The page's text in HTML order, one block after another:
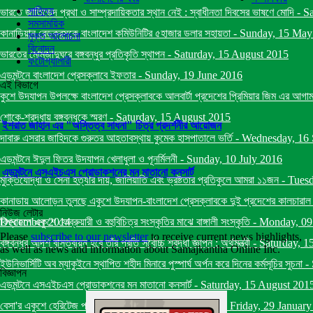
ভারতে জাতিভেদ প্রথা ও সাম্প্রদায়িকতার স্থান নেই : স্বাধীনতা দিবসের ভাষণে মোদি -
কানাডিয়ান রেডক্রসকে বাংলাদেশ কমিউনিটির ৫হাজার ডলার সহায়তা - Sunday, 15
ভারতের মোমজাদুঘরে বঙ্গবন্ধুর প্রতিকৃতি স্থাপন- Saturday, 15 August 2015
এডমন্টনে বাংলাদেশ প্রেসক্লাবে ইফতার- Sunday, 19 June 2016
কুশে উদযাপন উপলক্ষে বাংলাদেশ প্রেসক্লাবকে আলবার্টা প্রদেশের প্রিমিয়ার জিম এর আগাম
শোকে-শ্রদ্ধায় বঙ্গবন্ধুকে স্মরণ- Saturday, 15 August 2015
দাবারু এসরার জাহিদকে গুরুতর আহতাবস্থায় কুমেক হাসপাতালে ভর্তি- Wednesday, 16
এডমন্টনে ঈদুল ফিতর উদযাপন খেলাধুলা ও পূনর্মিলনী - Sunday, 10 July 2016
মুক্তিযোদ্ধা ও সেনা হত্যার দায়, জালিয়াতি এবং ভ্রষ্টতার প্রতিকুলে আমরা ১১জন-
কানাডায় আলোড়ন তুলছে একুশে উদযাপন-বাংলাদেশ প্রেসক্লাবকে দুই প্রদেশের কালচারাল
December 2014
বিশ্বায়নে একুশে ফেব্রুয়ারী ও বহুবিচিত্র সংস্কৃতির মাঝে বাঙ্গালী সংস্কৃতি- Monday,
বঙ্গবন্ধুর আদর্শ বাস্তবায়ন হবে তাঁর প্রতি সর্বোচ্চ শ্রদ্ধা জ্ঞাপন : অর্থমন্ত্রী-Saturday,
ইউনিভার্সিটি অব ম্যাকুইনে স্থাপিত শহীদ মিনারে পুস্পার্ঘ অর্পন করে দিনের কর্মসূচির সুচনা -
এডমন্টনে এসএইচএস প্রোডাকশনের মন মাতানো কনসার্ট- Saturday, 15 August
বেসা'র একুশে হেরিটেজ পদক ২০১৬ এর জন্য তিনজনের নামকরণ
Friday, 29
সাহিত্য
সমসাময়িক
মুক্ত আলোচনা
বিনোদন
ফটোগ্যালারী
এই বিভাগে
ইশরাত জাহান এর "অস্তিত্ব সাধনা" চিত্র প্রদর্শনীর আয়োজন
এডমন্টনে এসএইচএস প্রোডাকশনের মন মাতানো কনসার্ট
নিউজ লেটার
Please subscribe to our newsletterto receive current news highlights,
as well as news and information about Samajkantha Online Inc.
বিজ্ঞাপন